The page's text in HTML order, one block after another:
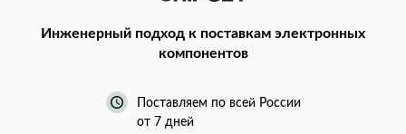
Инженерный подход к поставкам электронных
компонентов
Поставляем по всей России
от 7 дней